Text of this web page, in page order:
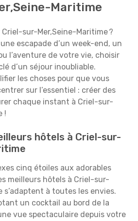
Maritime
sur-Mer,Seine-Maritime ?
escapade d’un week-end, un
l’aventure de votre vie, choisir
d’un séjour inoubliable.
les choses pour que vous
sur l’essentiel : créer des
chaque instant à Criel-sur-
!
hôtels à Criel-sur-
cinq étoiles aux adorables
meilleurs hôtels à Criel-sur-
s’adaptent à toutes les envies.
un cocktail au bord de la
vue spectaculaire depuis votre